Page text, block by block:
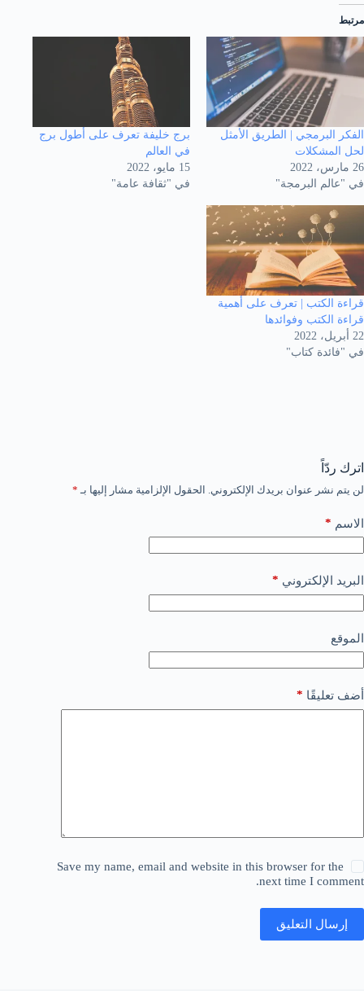
مرتبط
الفكر البرمجي | الطريق الأمثل
لحل المشكلات
26 مارس، 2022
في "عالم البرمجة"
برج خليفة تعرف على أطول برج
في العالم
15 مايو، 2022
في "ثقافة عامة"
قراءة الكتب | تعرف على أهمية
قراءة الكتب وفوائدها
22 أبريل، 2022
في "فائدة كتاب"
اترك ردّاً
لن يتم نشر عنوان بريدك الإلكتروني. الحقول الإلزامية مشار إليها بـ *
الاسم *
البريد الإلكتروني *
الموقع
أضف تعليقًا *
Save my name, email and website in this browser for the
next time I comment.
إرسال التعليق